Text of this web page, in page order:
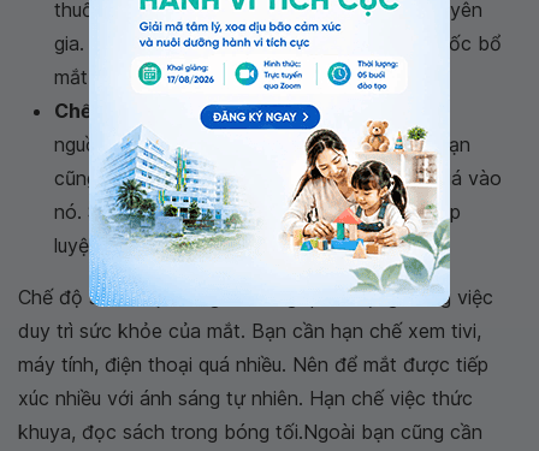
thuốc thì bạn cần phải tham khảo ý kiến chuyên
gia. Việc dùng sai liều, sai chức năng của thuốc bổ
mắt có thể gây hại cho sức khỏe.
Chế độ sinh hoạt hợp lý:Sau khi bạn đã có
nguồn cung cấp kẽm cho mắt ổn định. Thì bạn
cũng không nên để phụ thuộc hoặc tự tin quá vào
nó. Sức khỏe của đôi mắt cũng cần được tập
luyện thông qua các bài tập luyện cho mắt.
Chế độ sinh hoạt cũng vô cùng quan trọng trong việc
duy trì sức khỏe của mắt. Bạn cần hạn chế xem tivi,
máy tính, điện thoại quá nhiều. Nên để mắt được tiếp
xúc nhiều với ánh sáng tự nhiên. Hạn chế việc thức
khuya, đọc sách trong bóng tối.Ngoài bạn cũng cần